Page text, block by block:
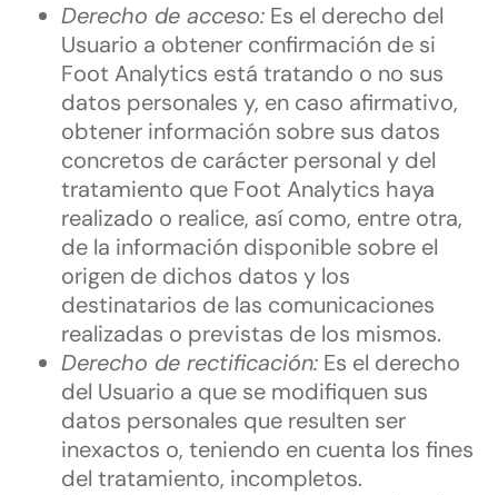
Derecho de acceso: Es el derecho del
Usuario a obtener confirmación de si
Foot Analytics está tratando o no sus
datos personales y, en caso afirmativo,
obtener información sobre sus datos
concretos de carácter personal y del
tratamiento que Foot Analytics haya
realizado o realice, así como, entre otra,
de la información disponible sobre el
origen de dichos datos y los
destinatarios de las comunicaciones
realizadas o previstas de los mismos.
Derecho de rectificación: Es el derecho
del Usuario a que se modifiquen sus
datos personales que resulten ser
inexactos o, teniendo en cuenta los fines
del tratamiento, incompletos.